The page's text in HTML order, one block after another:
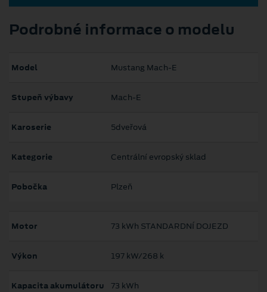
Podrobné informace o modelu
Model Mustang Mach‑E
Stupeň výbavy Mach-E
Karoserie 5dveřová
Kategorie Centrální evropský sklad
Pobočka Plzeň
Motor 73 kWh STANDARDNÍ DOJEZD
Výkon 197 kW/268 k
Kapacita akumulátoru 73 kWh